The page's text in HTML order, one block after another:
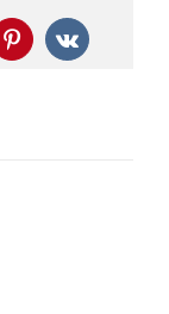
Pinterest
Vk